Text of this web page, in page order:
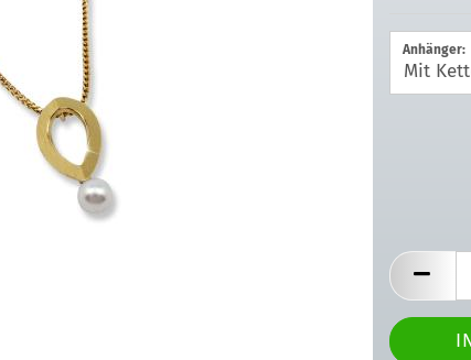
Anhänger: